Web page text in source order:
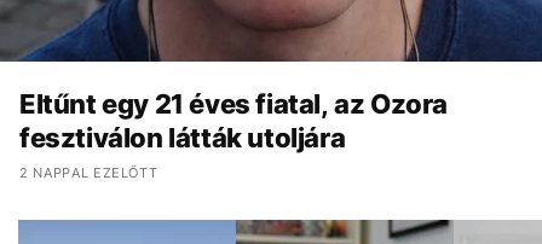
Eltűnt egy 21 éves fiatal, az Ozora
fesztiválon látták utoljára
2 NAPPAL EZELŐTT